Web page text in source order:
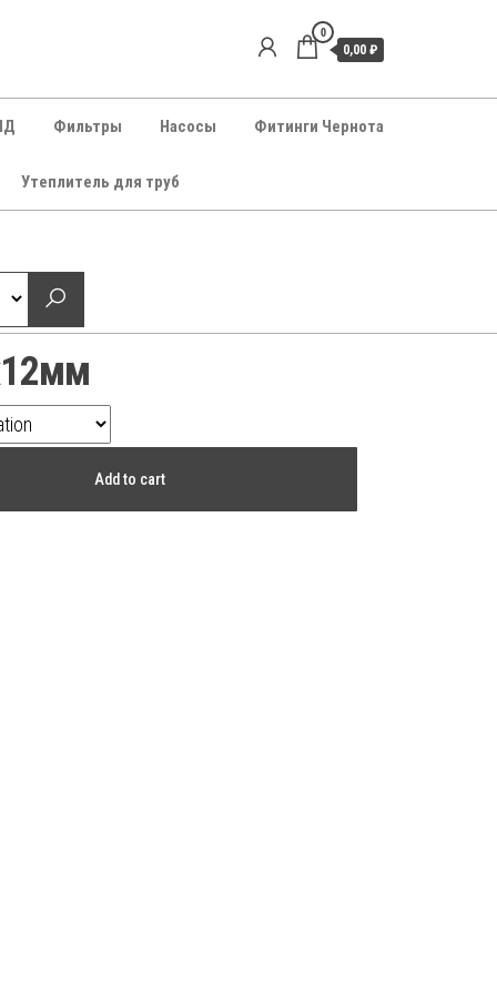
0
0,00 ₽
Фильтры Насосы Фитинги Чернота
Утеплитель для труб
Add to cart